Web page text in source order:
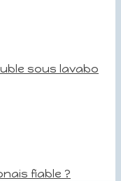
sous lavabo
fiable ?